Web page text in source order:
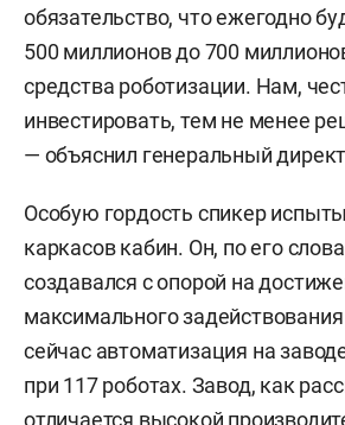
обязательство, что ежегодно
500 миллионов до 700
средства роботизации. Нам,
инвестировать, тем не менее
— объяснил генеральный
Особую гордость спикер
каркасов кабин. Он, по его
создавался с опорой на
максимального
сейчас автоматизация на
при 117 роботах. Завод, как
отличается высокой